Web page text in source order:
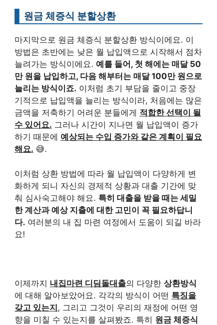
원금 체증식 분할상환
마지막으로 원금 체증식 분할상환 방식이에요. 이
방법은 초반에는 낮은 월 납입액으로 시작해서 점차
늘려가는 방식이에요. 예를 들어, 첫 해에는 매달 50
만 원을 납입하고, 다음 해부터는 매달 100만 원으로
늘리는 방식이죠. 이처럼 초기 부담을 줄이고 중장
기적으로 납입액을 늘리는 방식이라, 처음에는 많은
금액을 저축하기 어려운 분들에게 적합한 선택이 될
수 있어요. 그러나 시간이 지나면 월 납입액이 증가
하기 때문에 예상되는 수입 증가와 같은 계획이 필요
해요. 😅.
이처럼 상환 방법에 따라 월 납입액이 다양하게 변
화하게 되니 자신의 경제적 상황과 대출 기간에 맞
춰 심사숙고해야 해요. 특히 대출을 받을 때는 세밀
한 계산과 예상 지출에 대한 고민이 꼭 필요하답니
다. 여러분의 내 집 마련 여정에서 도움이 되길 바라
요!
이제까지 내집마련 디딤돌대출의 다양한 상환방식
에 대해 알아보았어요. 각각의 방식이 어떤 특징을
갖고 있는지, 그리고 그것이 우리의 재정에 어떤 영
향을 미칠 수 있는지를 살펴봤죠. 특히 원금 체증식